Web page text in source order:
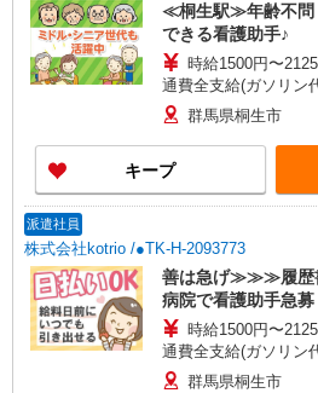
≪桐生駅≫年齢不問
できる看護助手♪
時給1500円〜
通費全支給(ガソリン
群馬県桐生市
キープ
派遣社員
株式会社kotrio /●TK-H-2093773
善は急げ≫≫≫履歴
病院で看護助手急募
時給1500円〜
通費全支給(ガソリン
群馬県桐生市